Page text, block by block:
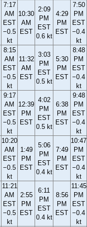
7:17
AM
EST
−0.5
kt
10:30
AM
EST
2:09
PM
EST
0.6 kt
4:29
PM
EST
7:50
PM
EST
−0.4
kt
8:15
AM
EST
−0.5
kt
11:32
AM
EST
3:03
PM
EST
0.5 kt
5:30
PM
EST
8:48
PM
EST
−0.4
kt
9:17
AM
EST
−0.5
kt
12:39
PM
EST
4:02
PM
EST
0.5 kt
6:38
PM
EST
9:48
PM
EST
−0.4
kt
10:20
AM
EST
−0.5
kt
1:49
PM
EST
5:06
PM
EST
0.4 kt
7:49
PM
EST
10:47
PM
EST
−0.4
kt
11:21
AM
EST
−0.5
kt
2:55
PM
EST
6:11
PM
EST
0.4 kt
8:56
PM
EST
11:45
PM
EST
−0.4
kt